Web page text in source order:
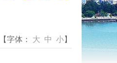
【字体： 大 中 小】